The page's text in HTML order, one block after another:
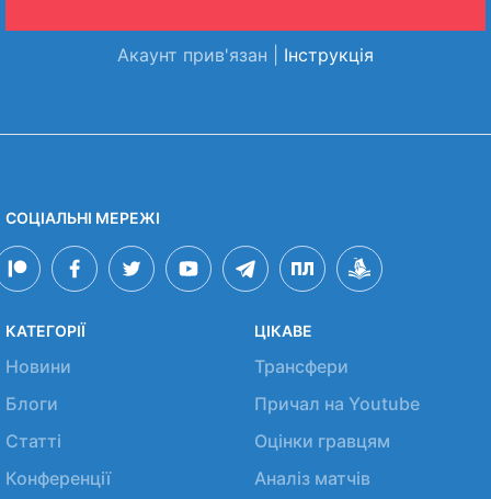
Акаунт прив'язан | Інструкція
СОЦІАЛЬНІ МЕРЕЖІ
КАТЕГОРІЇ
Новини
Блоги
Статті
Конференції
ЦІКАВЕ
Трансфери
Причал на Youtube
Оцінки гравцям
Аналіз матчів